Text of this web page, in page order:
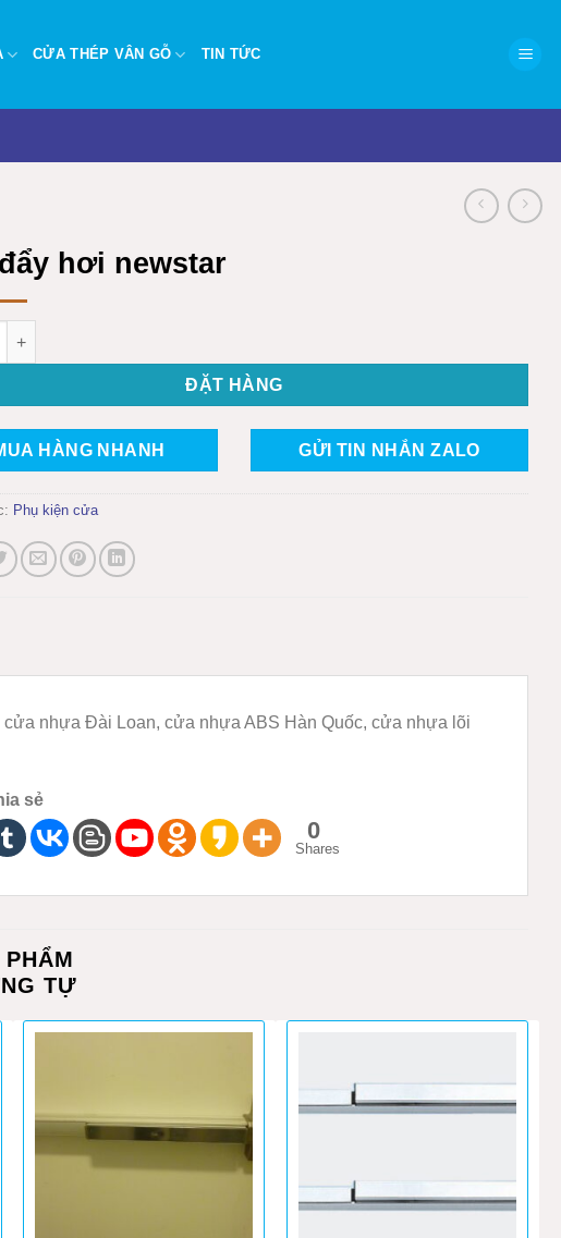
CỬA THÉP VÂN GỖ TIN TỨC
hơi newstar
hơi newstar số lượng
ĐẶT HÀNG
HÀNG NHANH GỬI TIN NHẮN ZALO
Phụ kiện cửa
nhựa Đài Loan, cửa nhựa ABS Hàn Quốc, cửa nhựa lõi
sẻ
0
Shares
TỰ